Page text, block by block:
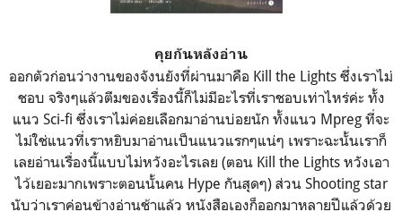
คุยกันหลังอ่าน
ออกตัวก่อนว่างานของจังนยังที่ผ่านมาคือ Kill the Lights ซึ่งเราไม่
ชอบ จริงๆแล้วตีมของเรื่องนี้ก็ไม่มีอะไรที่เราชอบเท่าไหร่ค่ะ ทั้ง
แนว Sci-fi ซึ่งเราไม่ค่อยเลือกมาอ่านบ่อยนัก ทั้งแนว Mpreg ที่จะ
ไม่ใช่แนวที่เราหยิบมาอ่านเป็นแนวแรกๆแน่ๆ เพราะฉะนั้นเราก็
เลยอ่านเรื่องนี้แบบไม่หวังอะไรเลย (ตอน Kill the Lights หวังเอา
ไว้เยอะมากเพราะตอนนั้นคน Hype กันสุดๆ) ส่วน Shooting star
นับว่าเราค่อนข้างอ่านช้าแล้ว หนังสือเองก็ออกมาหลายปีแล้วด้วย